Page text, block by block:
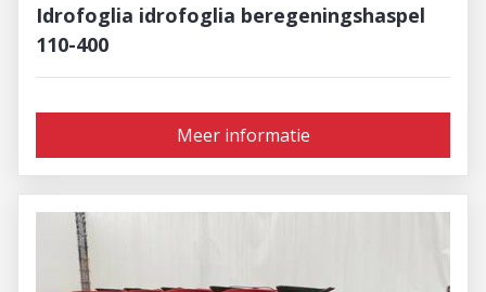
Idrofoglia idrofoglia beregeningshaspel
110-400
Meer informatie